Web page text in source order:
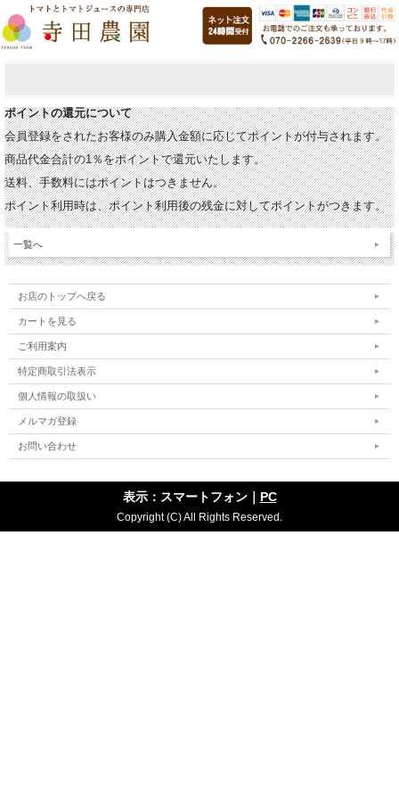
ポイントの還元について
会員登録をされたお客様のみ購入金額に応じてポイントが付与されます。
商品代金合計の1％をポイントで還元いたします。
送料、手数料にはポイントはつきません。
ポイント利用時は、ポイント利用後の残金に対してポイントがつきます。
一覧へ
お店のトップへ戻る
カートを見る
ご利用案内
特定商取引法表示
個人情報の取扱い
メルマガ登録
お問い合わせ
表示：スマートフォン｜ PC
Copyright (C) All Rights Reserved.